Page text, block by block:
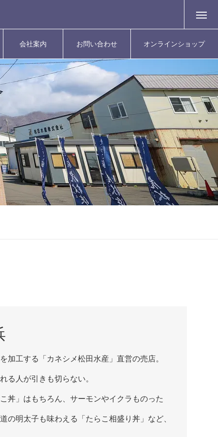
会社案内
お問い合わせ
オンラインショップ
加工する「カネシメ松田水産」直営の売店。
る人が引きも切らない。
丼」はもちろん、サーモンやイクラものった
の明太子も味わえる「たらこ相盛り丼」など、